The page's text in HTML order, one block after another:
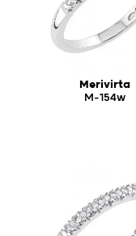
Merivirta
M-154w